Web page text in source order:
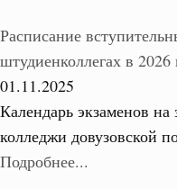
Расписание
штудиенколлегах в 2026
01.11.2025
Календарь экзаменов
колледжи довузовской
Подробнее...